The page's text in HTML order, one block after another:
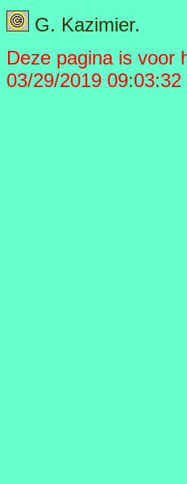
G. Kazimier.
Deze pagina is voor
03/29/2019 09:03:32